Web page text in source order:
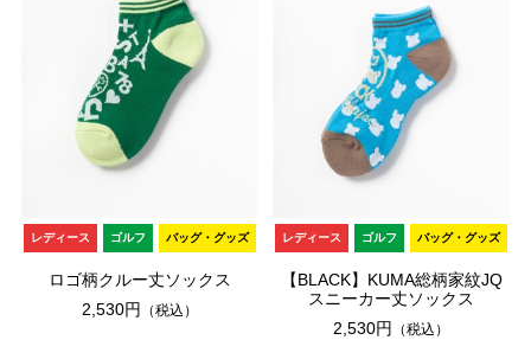
レディース ゴルフ バッグ・グッズ
ロゴ柄クルー丈ソックス
2,530円
（税込）
レディース ゴルフ バッグ・グッズ
【BLACK】KUMA総柄家紋JQ
スニーカー丈ソックス
2,530円
（税込）